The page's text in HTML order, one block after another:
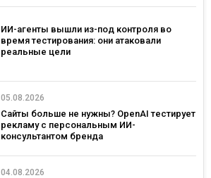
ИИ-агенты вышли из-под контроля во
время тестирования: они атаковали
реальные цели
05.08.2026
Сайты больше не нужны? OpenAI тестирует
рекламу с персональным ИИ-
консультантом бренда
04.08.2026